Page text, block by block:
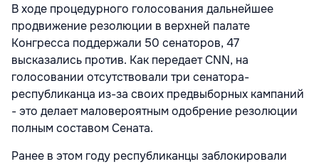
В ходе процедурного голосования дальнейшее
продвижение резолюции в верхней палате
Конгресса поддержали 50 сенаторов, 47
высказались против. Как передает CNN, на
голосовании отсутствовали три сенатора-
республиканца из-за своих предвыборных кампаний
- это делает маловероятным одобрение резолюции
полным составом Сената.
Ранее в этом году республиканцы заблокировали